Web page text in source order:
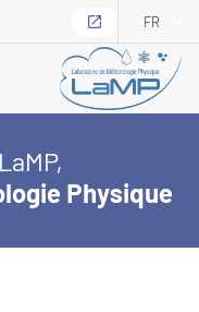
FR
Physique